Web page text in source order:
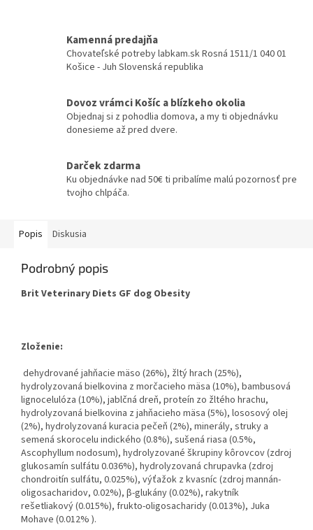
Kamenná predajňa
Chovateľské potreby labkam.sk Rosná 1511/1 040 01
Košice - Juh Slovenská republika
Dovoz vrámci Košíc a blízkeho okolia
Objednaj si z pohodlia domova, a my ti objednávku
donesieme až pred dvere.
Darček zdarma
Ku objednávke nad 50€ ti pribalíme malú pozornosť pre
tvojho chlpáča.
Popis Diskusia
Podrobný popis
Brit Veterinary Diets GF dog Obesity
Zloženie:
dehydrované jahňacie mäso (26%), žltý hrach (25%),
hydrolyzovaná bielkovina z morčacieho mäsa (10%), bambusová
lignocelulóza (10%), jablčná dreň, proteín zo žltého hrachu,
hydrolyzovaná bielkovina z jahňacieho mäsa (5%), lososový olej
(2%), hydrolyzovaná kuracia pečeň (2%), minerály, struky a
semená skorocelu indického (0.8%), sušená riasa (0.5%,
Ascophyllum nodosum), hydrolyzované škrupiny kôrovcov (zdroj
glukosamín sulfátu 0.036%), hydrolyzovaná chrupavka (zdroj
chondroitín sulfátu, 0.025%), výťažok z kvasníc (zdroj mannán-
oligosacharidov, 0.02%), β-glukány (0.02%), rakytník
rešetliakový (0.015%), frukto-oligosacharidy (0.013%), Juka
Mohave (0.012% ).